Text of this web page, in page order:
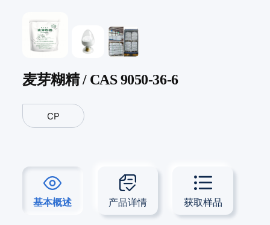
麦芽糊精 / CAS 9050-36-6
CP
基本概述 产品详情 获取样品